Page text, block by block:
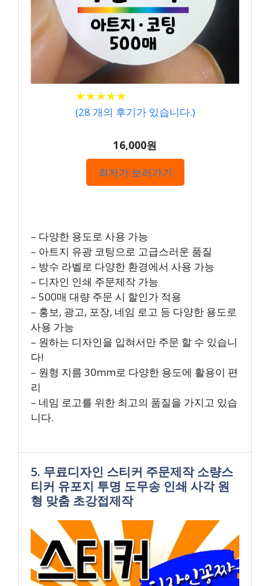
★★★★★
★★★★★
(28 개의 후기가 있습니다.)
16,000원
최저가 보러가기
– 다양한 용도로 사용 가능
– 아트지 유광 코팅으로 고급스러운 품질
– 방수 라벨로 다양한 환경에서 사용 가능
– 디자인 인쇄 주문제작 가능
– 500매 대량 주문 시 할인가 적용
– 홍보, 광고, 포장, 네임 로고 등 다양한 용도로
사용 가능
– 원하는 디자인을 입혀서만 주문 할 수 있습니
다!
– 원형 지름 30mm로 다양한 용도에 활용이 편
리
– 네임 로고를 위한 최고의 품질을 가지고 있습
니다.
5. 무료디자인 스티커 주문제작 소량스
티커 유포지 투명 도무송 인쇄 사각 원
형 맞춤 초강접제작